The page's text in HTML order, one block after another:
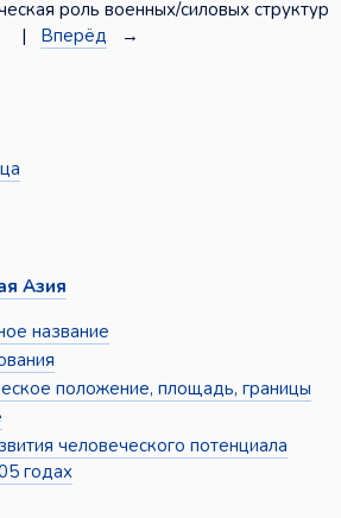
роль военных/силовых структур
| Вперёд →
Азия
название
положение, площадь, границы
человеческого потенциала
годах